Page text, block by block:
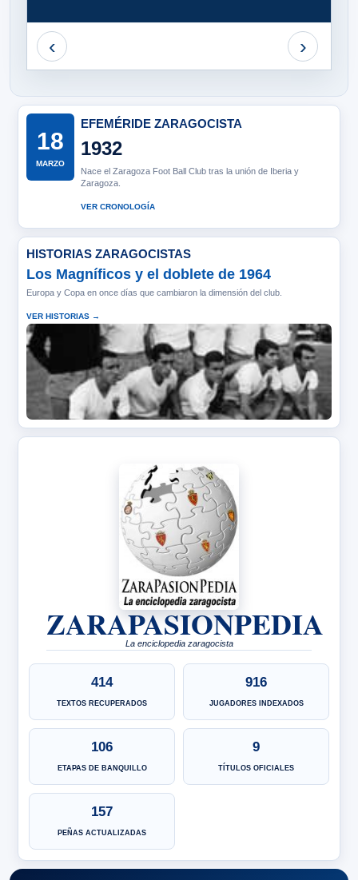
‹ ›
18
MARZO
EFEMÉRIDE ZARAGOCISTA
1932
Nace el Zaragoza Foot Ball Club tras la unión de Iberia y
Zaragoza.
VER CRONOLOGÍA
HISTORIAS ZARAGOCISTAS
Los Magníficos y el doblete de 1964
Europa y Copa en once días que cambiaron la dimensión del club.
VER HISTORIAS →
ZARAPASIONPEDIA
La enciclopedia zaragocista
414
TEXTOS RECUPERADOS
916
JUGADORES INDEXADOS
106
ETAPAS DE BANQUILLO
9
TÍTULOS OFICIALES
157
PEÑAS ACTUALIZADAS